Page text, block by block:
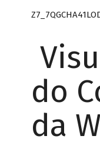
do
da